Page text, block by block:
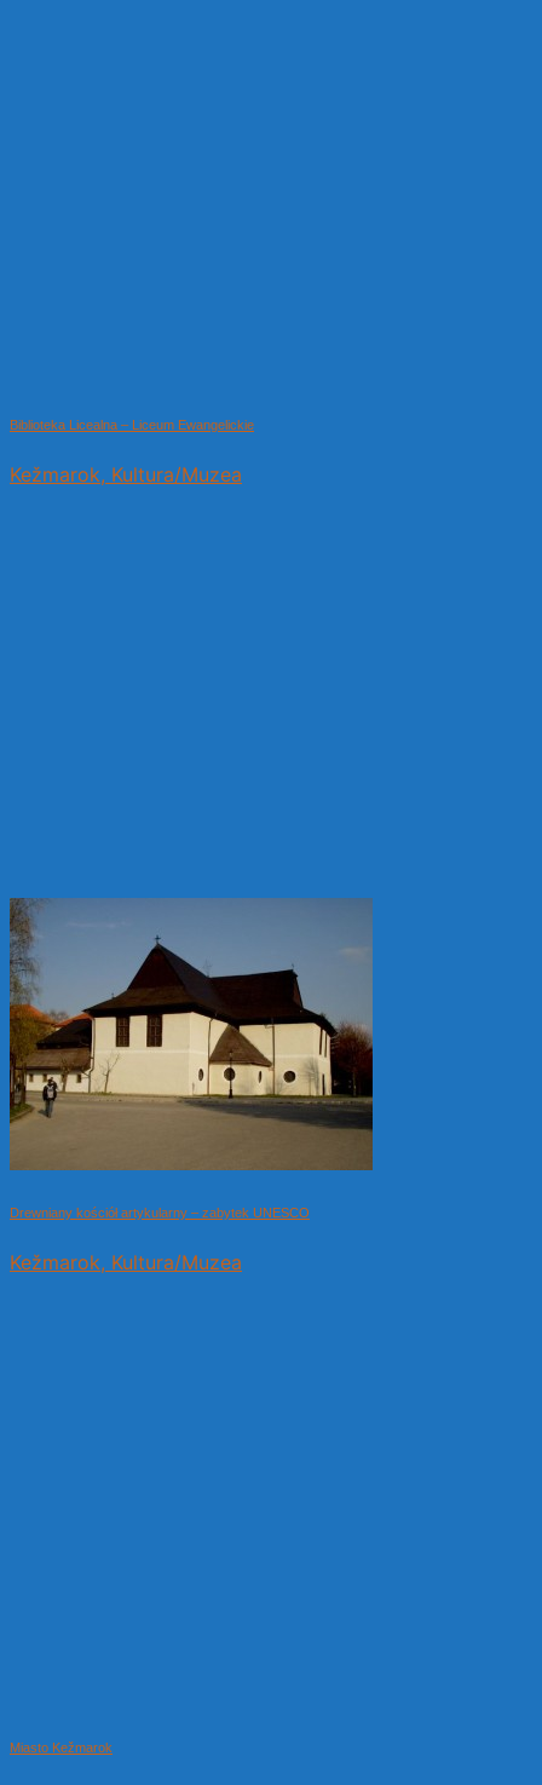
Biblioteka Licealna – Liceum Ewangelickie
Kežmarok, Kultura/Muzea
Drewniany kościół artykularny – zabytek UNESCO
Kežmarok, Kultura/Muzea
Miasto Kežmarok